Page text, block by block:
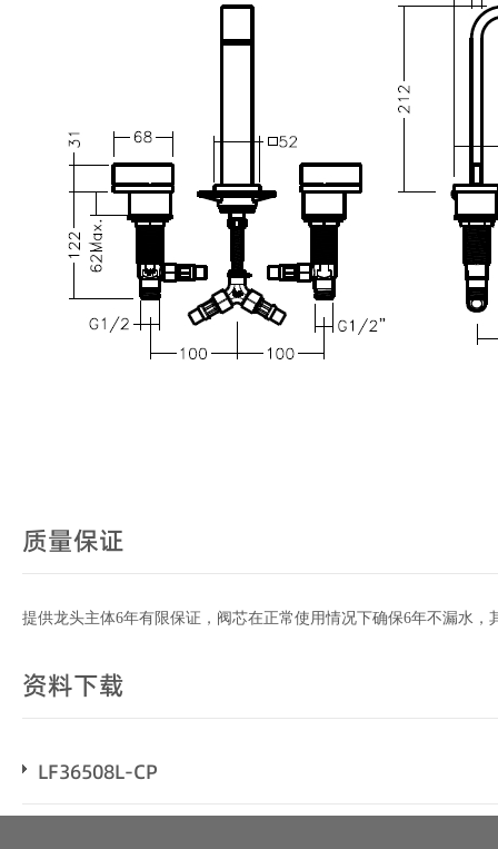
质量保证
提供龙头主体6年有限保证，阀芯在正常使用情况下确保6年不漏水，
资料下载
LF36508L-CP